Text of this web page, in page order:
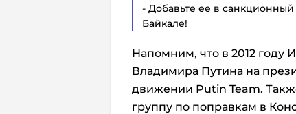
- Добавьте ее в
Байкале!
Напомним, что в 2012
Владимира Путина на
движении Putin Team.
группу по поправкам в